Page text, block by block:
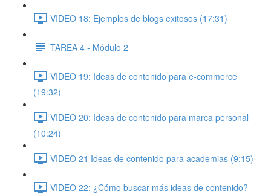
VIDEO 18: Ejemplos de blogs exitosos (17:31)
TAREA 4 - Módulo 2
VIDEO 19: Ideas de contenido para e-commerce
(19:32)
VIDEO 20: Ideas de contenido para marca personal
(10:24)
VIDEO 21 Ideas de contenido para academias (9:15)
VIDEO 22: ¿Cómo buscar más ideas de contenido?